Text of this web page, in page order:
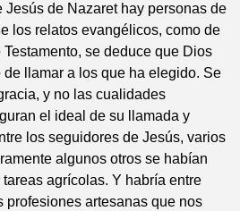
Jesús de Nazaret hay personas de
los relatos evangélicos, como de
se deduce que Dios
llamar a los que ha elegido. Se
y no las cualidades
el ideal de su llamada y
los seguidores de Jesús, varios
algunos otros se habían
agrícolas. Y habría entre
profesiones artesanas que nos